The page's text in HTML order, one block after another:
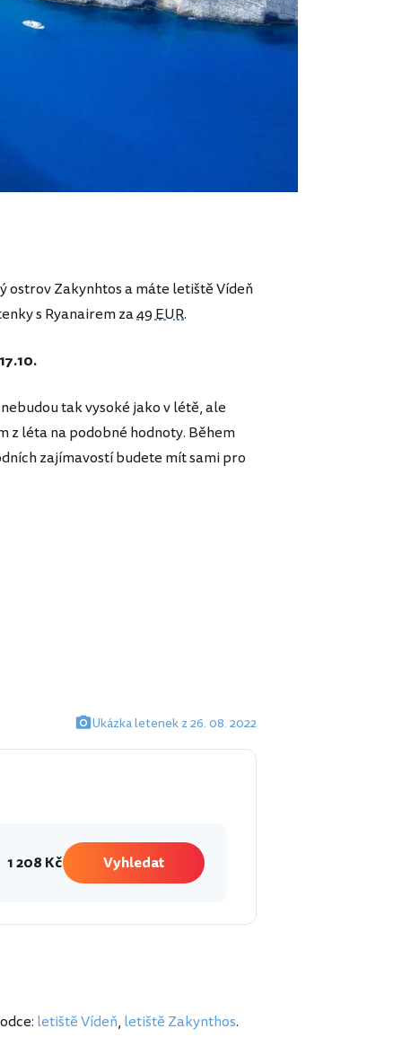
ostrov Zakynhtos a máte letiště Vídeň
s Ryanairem za49 EUR.
tak vysoké jako v létě, ale
z léta na podobné hodnoty. Během
zajímavostí budete mít sami pro
Ukázka letenek z 26. 08. 2022
1 208 Kč Vyhledat
letiště Vídeň, letiště Zakynthos.